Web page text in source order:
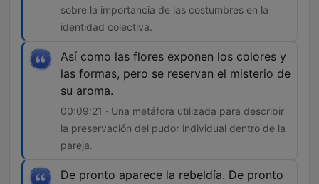
sobre la importancia de las costumbres en la
identidad colectiva.
Así como las flores exponen los colores y
las formas, pero se reservan el misterio de
su aroma.
00:09:21 · Una metáfora utilizada para describir
la preservación del pudor individual dentro de la
pareja.
De pronto aparece la rebeldía. De pronto